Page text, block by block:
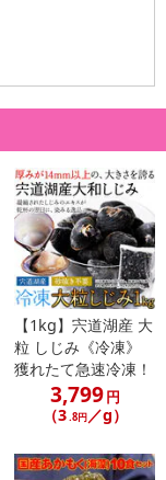
【1kg】宍道湖産 大
粒 しじみ《冷凍》
獲れたて急速冷凍！
3,799円
（3.8円／g）